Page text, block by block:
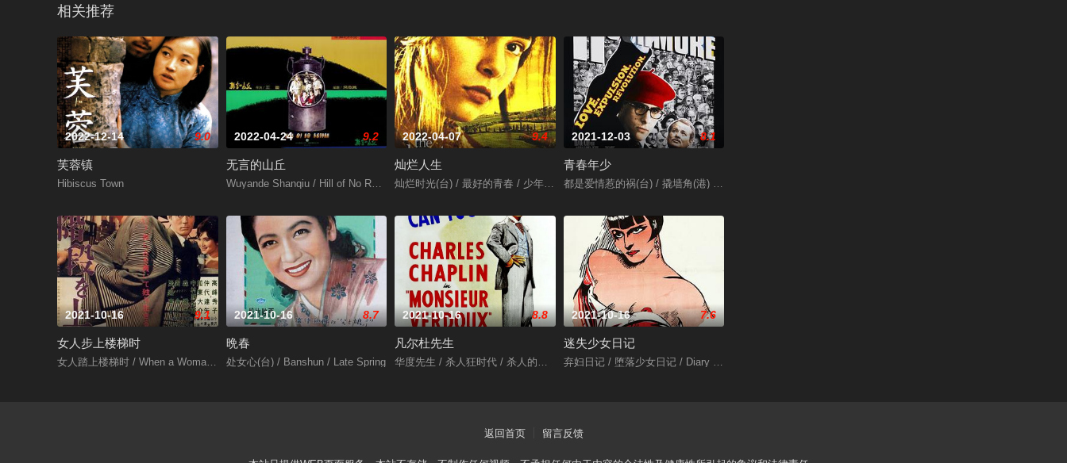
相关推荐
2022-12-14 9.0
芙蓉镇
Hibiscus Town
2022-04-24 9.2
无言的山丘
Wuyande Shanqiu / Hill of No Return
2022-04-07 9.4
灿烂人生
灿烂时光(台) / 最好的青春 / 少年万岁 / 璀璨人生 / The Best of Youth
2021-12-03 8.1
青春年少
都是爱情惹的祸(台) / 撬墙角(港) / 青春年少 / 冲动少年
2021-10-16 9.1
女人步上楼梯时
女人踏上楼梯时 / When a Woman Ascends the Stairs
2021-10-16 8.7
晩春
处女心(台) / Banshun / Late Spring
2021-10-16 8.8
凡尔杜先生
华度先生 / 杀人狂时代 / 杀人的喜剧 / A Comedy of Murders / The Ladykiller / 凡尔杜先生
2021-10-16 7.6
迷失少女日记
弃妇日记 / 堕落少女日记 / Diary of a Lost Girl
返回首页 留言反馈